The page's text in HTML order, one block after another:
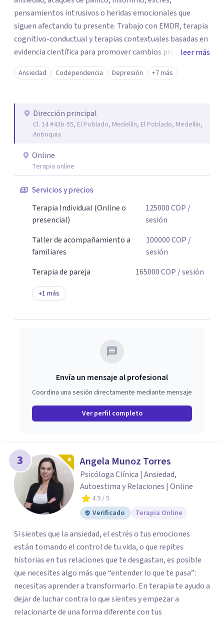
pensamientos intrusivos o heridas emocionales que
siguen afectando tu presente. Trabajo con EMDR, terapia
cognitivo-conductual y terapias contextuales basadas en
evidencia científica para promover cambios profundos y
duraderos. Atiendo adultos, adolescentes, parejas y
familias de forma presencial en Medellín y online, en un
leer más
Ansiedad Codependencia Depresión +7 más
Dirección principal
Cl. 14 #43b-55, El Poblado, Medellín, El Poblado, Medellín,
Antioquia
Online
Terapia online
Servicios y precios
Terapia Individual (Online o
presencial)
125000COP /
sesión
Taller de acompañamiento a
familiares
100000COP /
sesión
Terapia de pareja
165000COP / sesión
+1 más
Envía un mensaje al profesional
Coordina una sesión directamente mediante mensaje
Ver perfil completo
3 Angela Munoz Torres
Psicóloga Clínica | Ansiedad,
Autoestima y Relaciones | Online
4.9/ 5
Verificado
Terapia Online
Si sientes que la ansiedad, el estrés o tus emociones
están tomando el control de tu vida, o que repites
historias en tus relaciones que te desgastan, es posible
que necesites algo más que “entender lo que te pasa”:
necesitas aprender a transformarlo. En terapia te ayudo a
dejar de luchar contra lo que sientes y empezar a
relacionarte de una forma diferente con tus